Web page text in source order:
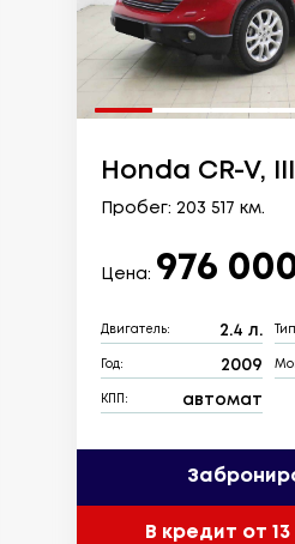
Honda CR-V, III
Пробег: 203 517 км.
Цена: 976
Двигатель: 2.4 л.
Год: 2009
КПП: автомат
В кредит от